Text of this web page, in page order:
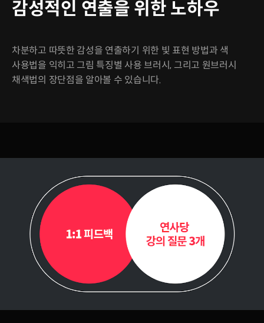
감성적인 연출을 위한 노하우
차분하고 따뜻한 감성을 연출하기 위한 빛 표현 방법과 색
사용법을 익히고 그림 특징별 사용 브러시, 그리고 원브러시
채색법의 장단점을 알아볼 수 있습니다.